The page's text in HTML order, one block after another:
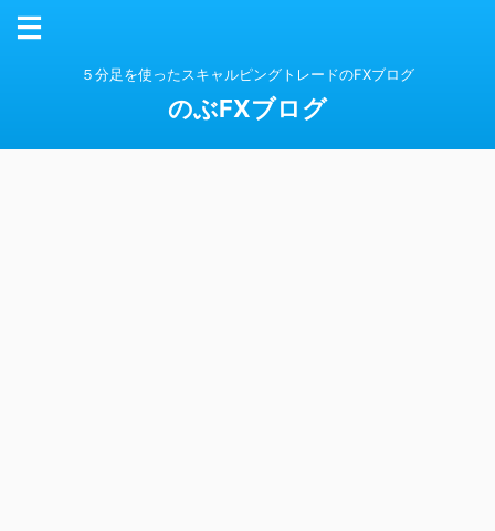
５分足を使ったスキャルピングトレードのFXブログ
のぶFXブログ